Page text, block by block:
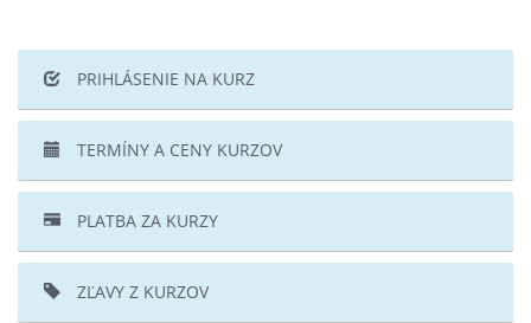
PRIHLÁSENIE NA KURZ
TERMÍNY A CENY KURZOV
PLATBA ZA KURZY
ZĽAVY Z KURZOV